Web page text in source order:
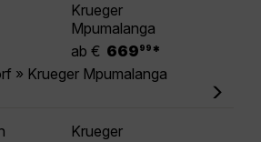
Krueger
Mpumalanga
ab € 669 99 *
» Krueger Mpumalanga
Krueger